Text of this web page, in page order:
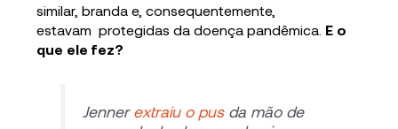
similar, branda e, consequentemente,
estavam protegidas da doença pandêmica. E o
que ele fez?
Jennerextraiu o pusda mão de